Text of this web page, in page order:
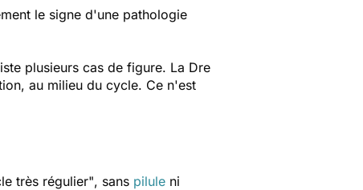
le signe d'une pathologie
plusieurs cas de figure. La Dre
au milieu du cycle. Ce n'est
très régulier", sans pilule ni